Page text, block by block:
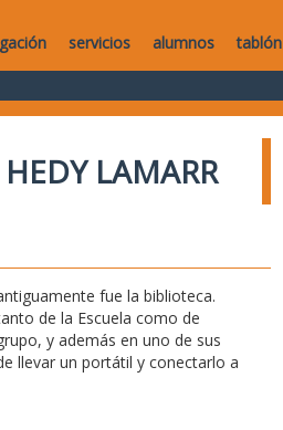
servicios alumnos tablón
LAMARR
fue la biblioteca.
de la Escuela como de
y además en uno de sus
llevar un portátil y conectarlo a